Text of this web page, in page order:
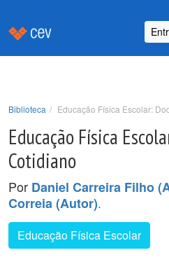
Biblioteca Educação Física Escolar:
Educação Física
Cotidiano
Por Daniel Carreira Filho
Correia (Autor).
Educação Física Escolar